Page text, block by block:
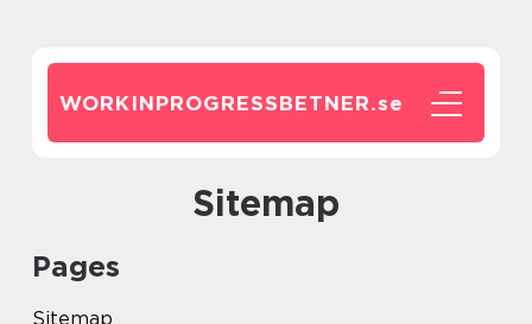
WORKINPROGRESSBETNER.se
Sitemap
Pages
Sitemap